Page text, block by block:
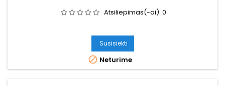
Atsiliepimas(-ai): 0
Susisiekti
 Neturime